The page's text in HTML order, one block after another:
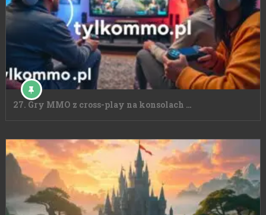
27. Gry MMO z cross-play na konsolach …